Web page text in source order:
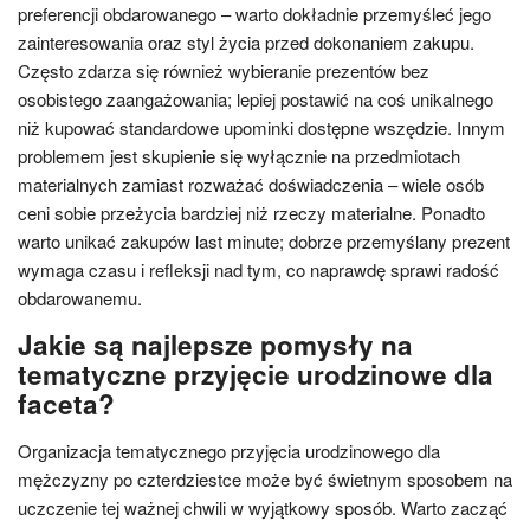
preferencji obdarowanego – warto dokładnie przemyśleć jego
zainteresowania oraz styl życia przed dokonaniem zakupu.
Często zdarza się również wybieranie prezentów bez
osobistego zaangażowania; lepiej postawić na coś unikalnego
niż kupować standardowe upominki dostępne wszędzie. Innym
problemem jest skupienie się wyłącznie na przedmiotach
materialnych zamiast rozważać doświadczenia – wiele osób
ceni sobie przeżycia bardziej niż rzeczy materialne. Ponadto
warto unikać zakupów last minute; dobrze przemyślany prezent
wymaga czasu i refleksji nad tym, co naprawdę sprawi radość
obdarowanemu.
Jakie są najlepsze pomysły na
tematyczne przyjęcie urodzinowe dla
faceta?
Organizacja tematycznego przyjęcia urodzinowego dla
mężczyzny po czterdziestce może być świetnym sposobem na
uczczenie tej ważnej chwili w wyjątkowy sposób. Warto zacząć